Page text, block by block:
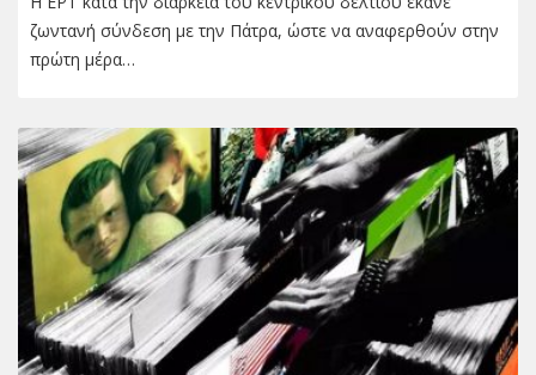
ζωντανή σύνδεση με την Πάτρα, ώστε να αναφερθούν στην
πρώτη μέρα…